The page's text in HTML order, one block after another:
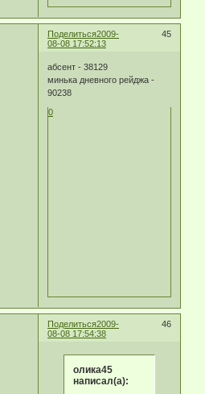
Поделиться 45
2009-
08-08 17:52:13
абсент - 38129
минька дневного рейджа -
90238
0
Поделиться 46
2009-
08-08 17:54:38
олика45
написал(а):